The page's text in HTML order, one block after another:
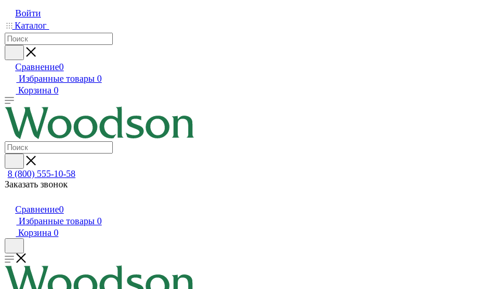
Войти
Каталог
Сравнение0
Избранные товары 0
Корзина 0
8 (800) 555-10-58
Заказать звонок
Сравнение0
Избранные товары 0
Корзина 0